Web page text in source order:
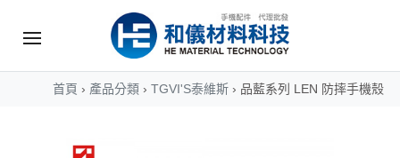
首頁 › 產品分類› TGVI'S泰維斯› 品藍系列 LEN 防摔手機殼